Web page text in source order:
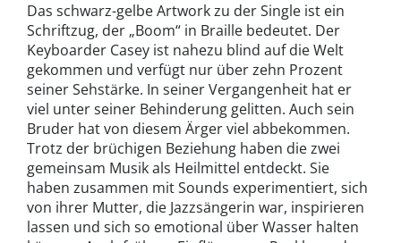
Das schwarz-gelbe Artwork zu der Single ist ein
Schriftzug, der „Boom“ in Braille bedeutet. Der
Keyboarder Casey ist nahezu blind auf die Welt
gekommen und verfügt nur über zehn Prozent
seiner Sehstärke. In seiner Vergangenheit hat er
viel unter seiner Behinderung gelitten. Auch sein
Bruder hat von diesem Ärger viel abbekommen.
Trotz der brüchigen Beziehung haben die zwei
gemeinsam Musik als Heilmittel entdeckt. Sie
haben zusammen mit Sounds experimentiert, sich
von ihrer Mutter, die Jazzsängerin war, inspirieren
lassen und sich so emotional über Wasser halten